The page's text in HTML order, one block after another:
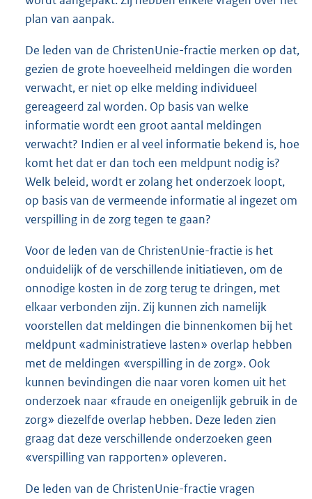
plan van aanpak.
De leden van de ChristenUnie-fractie merken op dat,
gezien de grote hoeveelheid meldingen die worden
verwacht, er niet op elke melding individueel
gereageerd zal worden. Op basis van welke
informatie wordt een groot aantal meldingen
verwacht? Indien er al veel informatie bekend is, hoe
komt het dat er dan toch een meldpunt nodig is?
Welk beleid, wordt er zolang het onderzoek loopt,
op basis van de vermeende informatie al ingezet om
verspilling in de zorg tegen te gaan?
Voor de leden van de ChristenUnie-fractie is het
onduidelijk of de verschillende initiatieven, om de
onnodige kosten in de zorg terug te dringen, met
elkaar verbonden zijn. Zij kunnen zich namelijk
voorstellen dat meldingen die binnenkomen bij het
meldpunt «administratieve lasten» overlap hebben
met de meldingen «verspilling in de zorg». Ook
kunnen bevindingen die naar voren komen uit het
onderzoek naar «fraude en oneigenlijk gebruik in de
zorg» diezelfde overlap hebben. Deze leden zien
graag dat deze verschillende onderzoeken geen
«verspilling van rapporten» opleveren.
De leden van de ChristenUnie-fractie vragen